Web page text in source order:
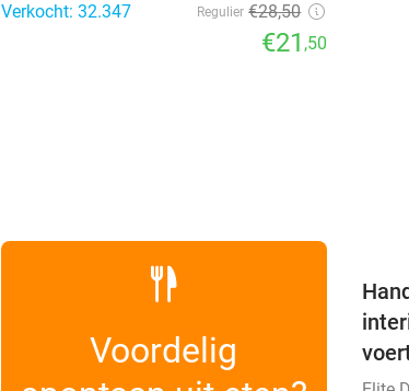
Verkocht: 32.347
Regulier €28,50
€21,50
Voordelig